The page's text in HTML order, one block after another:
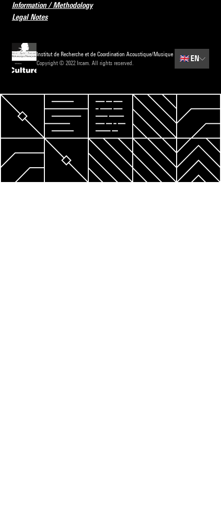
Information / Methodology
Legal Notes
Institut de Recherche et de Coordination Acoustique/Musique
Copyright © 2022 Ircam. All rights reserved.
🇬🇧 EN